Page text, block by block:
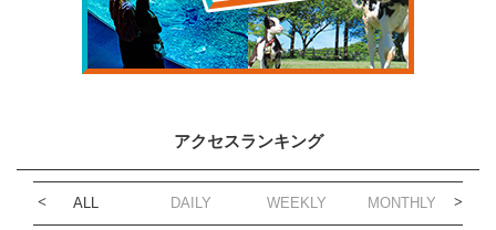
アクセスランキング
ALL DAILY WEEKLY MONTHLY